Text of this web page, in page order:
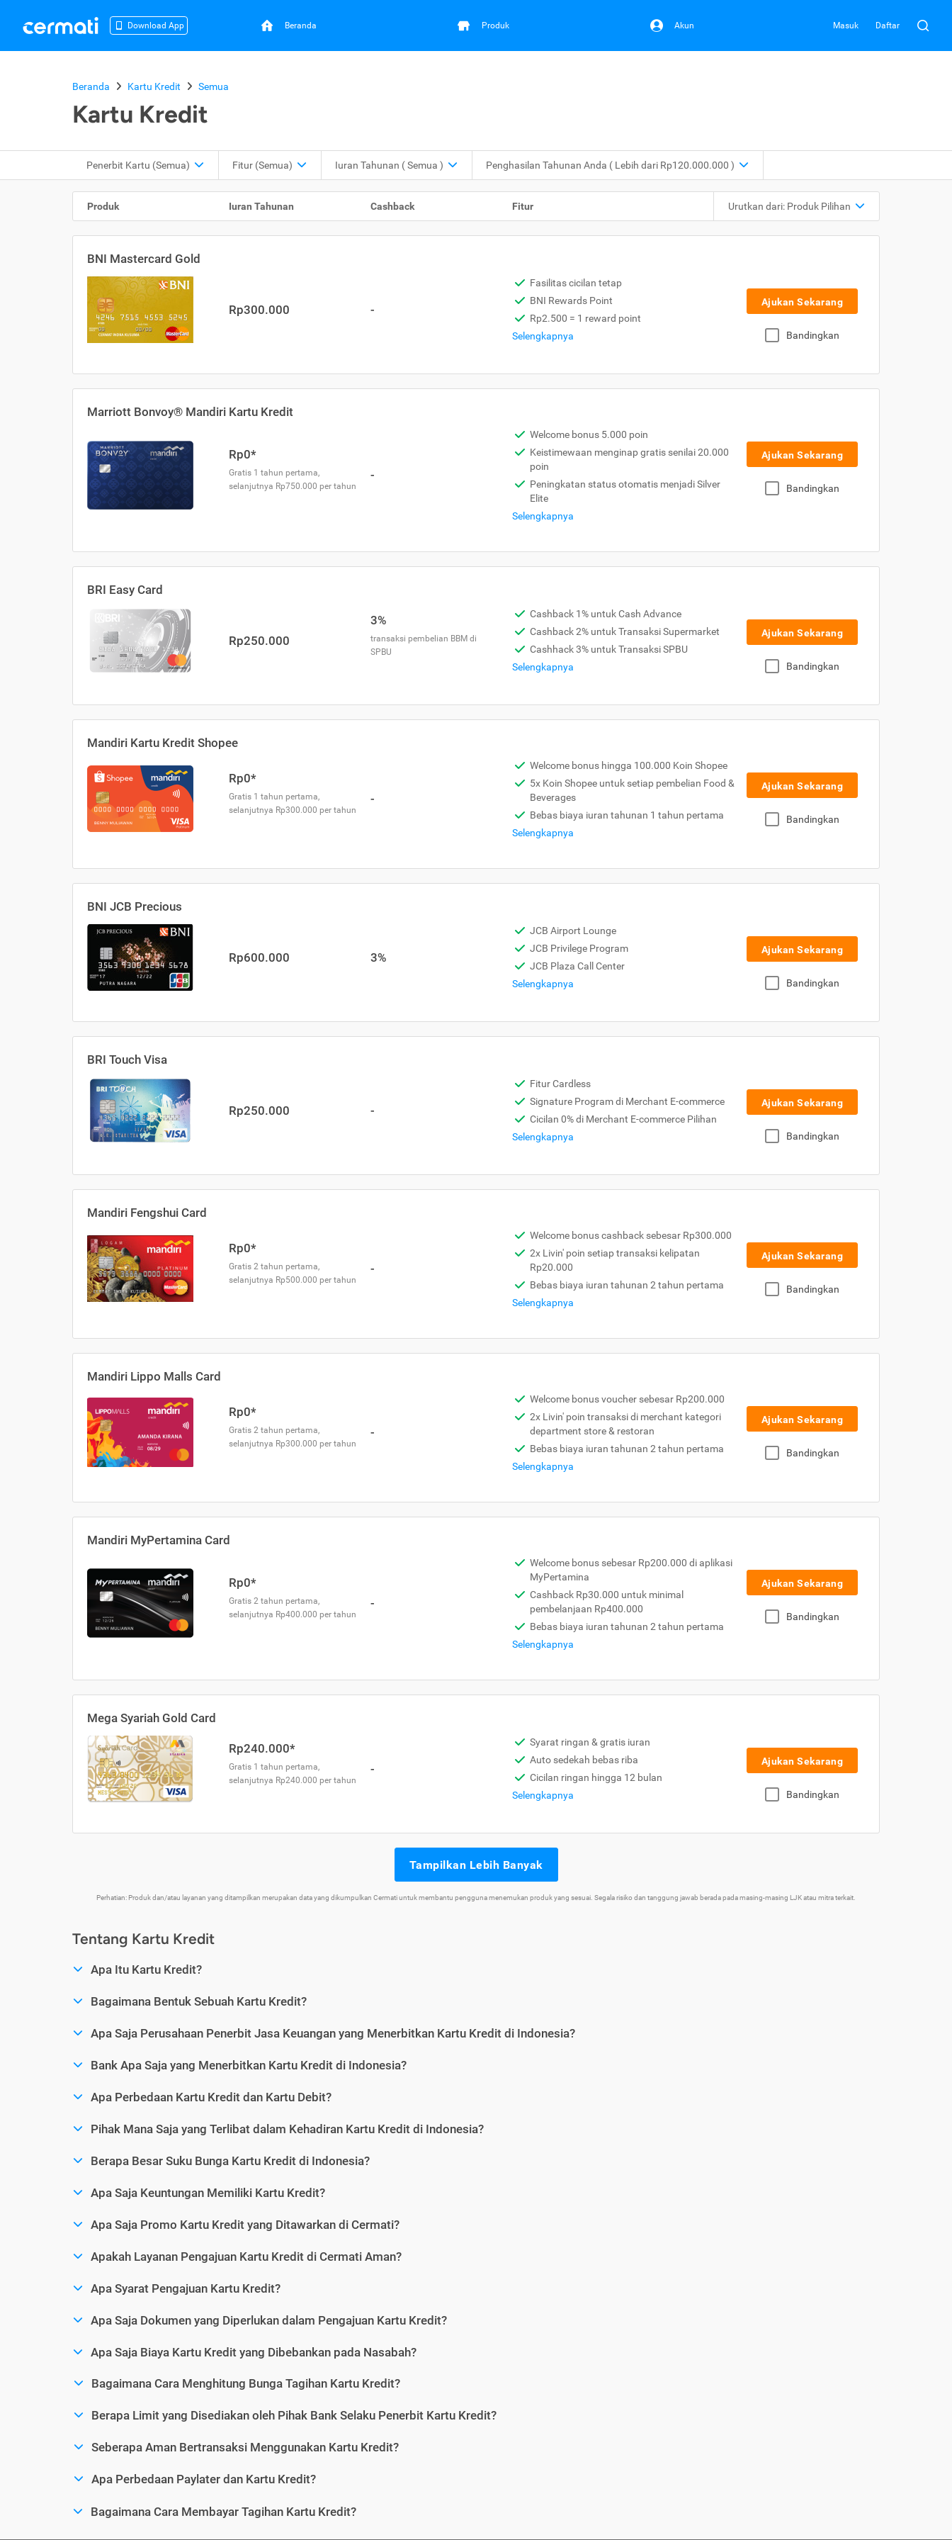
Download App Beranda Produk Akun Masuk Daftar
Beranda Kartu Kredit Semua
Kartu Kredit
Penerbit Kartu (Semua) Fitur (Semua) Iuran Tahunan ( Semua ) Penghasilan Tahunan Anda ( Lebih dari Rp120.000.000 )
Produk Iuran Tahunan Cashback Fitur Urutkan dari: Produk Pilihan
BNI Mastercard Gold
Rp300.000 -
Fasilitas cicilan tetap
BNI Rewards Point
Rp2.500 = 1 reward point
Selengkapnya
Ajukan Sekarang
Bandingkan
Marriott Bonvoy® Mandiri Kartu Kredit
Rp0*
Gratis 1 tahun pertama,
selanjutnya Rp750.000 per tahun
-
Welcome bonus 5.000 poin
Keistimewaan menginap gratis senilai 20.000
poin
Peningkatan status otomatis menjadi Silver
Elite
Selengkapnya
Ajukan Sekarang
Bandingkan
BRI Easy Card
Rp250.000
3%
transaksi pembelian BBM di
SPBU
Cashback 1% untuk Cash Advance
Cashback 2% untuk Transaksi Supermarket
Cashhack 3% untuk Transaksi SPBU
Selengkapnya
Ajukan Sekarang
Bandingkan
Mandiri Kartu Kredit Shopee
Rp0*
Gratis 1 tahun pertama,
selanjutnya Rp300.000 per tahun
-
Welcome bonus hingga 100.000 Koin Shopee
5x Koin Shopee untuk setiap pembelian Food &
Beverages
Bebas biaya iuran tahunan 1 tahun pertama
Selengkapnya
Ajukan Sekarang
Bandingkan
BNI JCB Precious
Rp600.000 3%
JCB Airport Lounge
JCB Privilege Program
JCB Plaza Call Center
Selengkapnya
Ajukan Sekarang
Bandingkan
BRI Touch Visa
Rp250.000 -
Fitur Cardless
Signature Program di Merchant E-commerce
Cicilan 0% di Merchant E-commerce Pilihan
Selengkapnya
Ajukan Sekarang
Bandingkan
Mandiri Fengshui Card
Rp0*
Gratis 2 tahun pertama,
selanjutnya Rp500.000 per tahun
-
Welcome bonus cashback sebesar Rp300.000
2x Livin' poin setiap transaksi kelipatan
Rp20.000
Bebas biaya iuran tahunan 2 tahun pertama
Selengkapnya
Ajukan Sekarang
Bandingkan
Mandiri Lippo Malls Card
Rp0*
Gratis 2 tahun pertama,
selanjutnya Rp300.000 per tahun
-
Welcome bonus voucher sebesar Rp200.000
2x Livin' poin transaksi di merchant kategori
department store & restoran
Bebas biaya iuran tahunan 2 tahun pertama
Selengkapnya
Ajukan Sekarang
Bandingkan
Mandiri MyPertamina Card
Rp0*
Gratis 2 tahun pertama,
selanjutnya Rp400.000 per tahun
-
Welcome bonus sebesar Rp200.000 di aplikasi
MyPertamina
Cashback Rp30.000 untuk minimal
pembelanjaan Rp400.000
Bebas biaya iuran tahunan 2 tahun pertama
Selengkapnya
Ajukan Sekarang
Bandingkan
Mega Syariah Gold Card
Rp240.000*
Gratis 1 tahun pertama,
selanjutnya Rp240.000 per tahun
-
Syarat ringan & gratis iuran
Auto sedekah bebas riba
Cicilan ringan hingga 12 bulan
Selengkapnya
Ajukan Sekarang
Bandingkan
Tampilkan Lebih Banyak
Perhatian: Produk dan/atau layanan yang ditampilkan merupakan data yang dikumpulkan Cermati untuk membantu pengguna menemukan produk yang sesuai. Segala risiko dan tanggung jawab berada pada masing-masing LJK atau mitra terkait.
Tentang Kartu Kredit
Apa Itu Kartu Kredit?
Bagaimana Bentuk Sebuah Kartu Kredit?
Apa Saja Perusahaan Penerbit Jasa Keuangan yang Menerbitkan Kartu Kredit di Indonesia?
Bank Apa Saja yang Menerbitkan Kartu Kredit di Indonesia?
Apa Perbedaan Kartu Kredit dan Kartu Debit?
Pihak Mana Saja yang Terlibat dalam Kehadiran Kartu Kredit di Indonesia?
Berapa Besar Suku Bunga Kartu Kredit di Indonesia?
Apa Saja Keuntungan Memiliki Kartu Kredit?
Apa Saja Promo Kartu Kredit yang Ditawarkan di Cermati?
Apakah Layanan Pengajuan Kartu Kredit di Cermati Aman?
Apa Syarat Pengajuan Kartu Kredit?
Apa Saja Dokumen yang Diperlukan dalam Pengajuan Kartu Kredit?
Apa Saja Biaya Kartu Kredit yang Dibebankan pada Nasabah?
Bagaimana Cara Menghitung Bunga Tagihan Kartu Kredit?
Berapa Limit yang Disediakan oleh Pihak Bank Selaku Penerbit Kartu Kredit?
Seberapa Aman Bertransaksi Menggunakan Kartu Kredit?
Apa Perbedaan Paylater dan Kartu Kredit?
Bagaimana Cara Membayar Tagihan Kartu Kredit?